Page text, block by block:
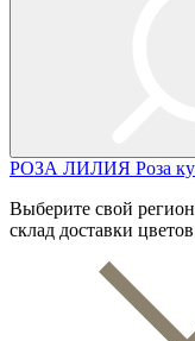
РОЗА ЛИЛИЯ Роза
Выберите свой
склад доставки цветов